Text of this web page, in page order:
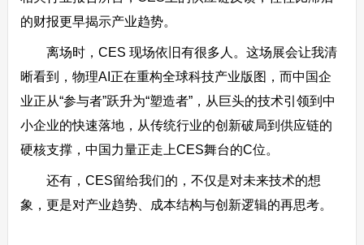
的财报更早揭示产业趋势。
离场时，CES 现场依旧有很多人。这场展会让我清
晰看到，物理AI正在重构全球科技产业版图，而中国企
业正从“参与者”跃升为“塑造者”，从巨头的技术引领到中
小企业的快速落地，从传统行业的创新破局到供应链的
硬核支撑，中国力量正走上CES舞台的C位。
还有，CES留给我们的，不仅是对未来技术的想
象，更是对产业趋势、成本结构与创新逻辑的再思考。